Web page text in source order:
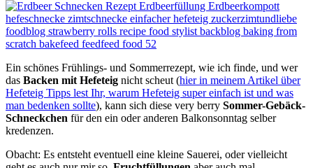
Ein schönes Frühlings- und Sommerrezept, wie ich finde, und wer
das Backen mit Hefeteig nicht scheut (hier in meinem Artikel über
Hefeteig Tipps lest Ihr, warum Hefeteig super einfach ist und was
man bedenken sollte), kann sich diese very berry Sommer-Gebäck-
Schneckchen für den ein oder anderen Balkonsonntag selber
kredenzen.
Obacht: Es entsteht eventuell eine kleine Sauerei, oder vielleicht